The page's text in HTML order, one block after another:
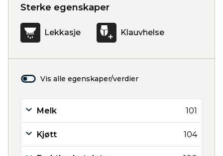
Sterke egenskaper
Lekkasje Klauvhelse
Vis alle egenskaper/verdier
Melk 101
Kjøtt 104